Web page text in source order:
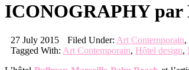
ICONOGRAPHY par
27 July 2015 Filed Under: Art Contemporain,
Tagged With: Art Contemporain, Hôtel design,